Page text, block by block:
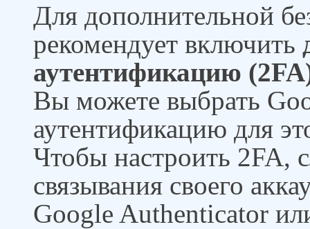
Для дополнительной
рекомендует включить
аутентификацию
Вы можете выбрать
аутентификацию для
Чтобы настроить 2FA,
связывания своего
Google Authenticator